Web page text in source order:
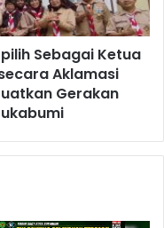
Sebagai Ketua
Aklamasi
Gerakan